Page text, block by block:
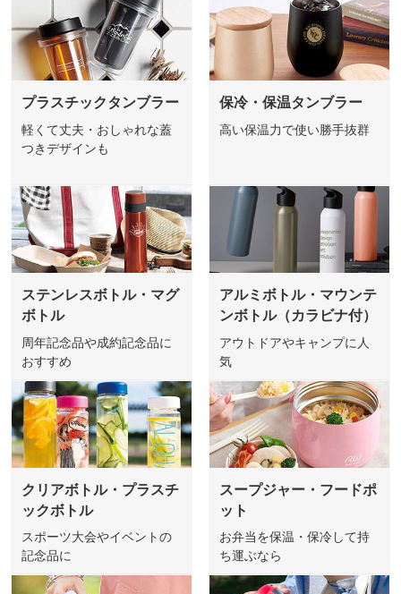
プラスチックタンブラー
軽くて丈夫・おしゃれな蓋
つきデザインも
保冷・保温タンブラー
高い保温力で使い勝手抜群
ステンレスボトル・マグ
ボトル
周年記念品や成約記念品に
おすすめ
アルミボトル・マウンテ
ンボトル（カラビナ付）
アウトドアやキャンプに人
気
クリアボトル・プラスチ
ックボトル
スポーツ大会やイベントの
記念品に
スープジャー・フードポ
ット
お弁当を保温・保冷して持
ち運ぶなら